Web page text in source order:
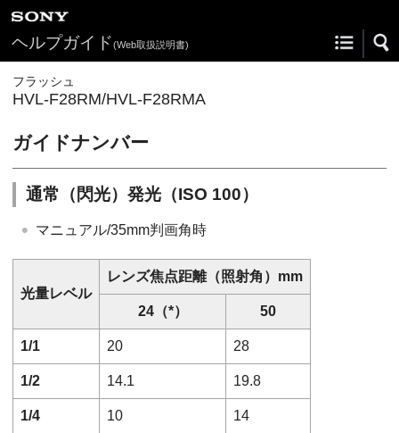
ヘルプガイド(Web取扱説明書)
フラッシュ
HVL-F28RM/HVL-F28RMA
ガイドナンバー
通常（閃光）発光（ISO 100）
マニュアル/35mm判画角時
光量レベル
レンズ焦点距離（照射角）mm
24（*） 50
1/1 20 28
1/2 14.1 19.8
1/4 10 14